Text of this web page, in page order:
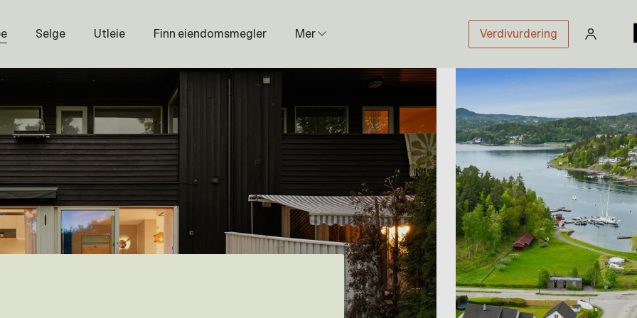
Selge Utleie Finn eiendomsmegler Mer
Prisstatistikk
Nybygg
Åpenhetsloven
Prisliste
Karriere
Verdivurdering